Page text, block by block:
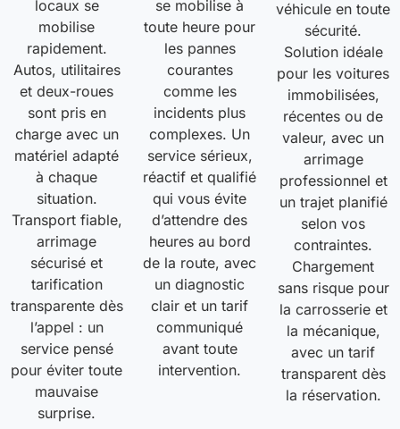
locaux se
mobilise
rapidement.
Autos, utilitaires
et deux-roues
sont pris en
charge avec un
matériel adapté
à chaque
situation.
Transport fiable,
arrimage
sécurisé et
tarification
transparente dès
l’appel : un
service pensé
pour éviter toute
mauvaise
surprise.
se mobilise à
toute heure pour
les pannes
courantes
comme les
incidents plus
complexes. Un
service sérieux,
réactif et qualifié
qui vous évite
d’attendre des
heures au bord
de la route, avec
un diagnostic
clair et un tarif
communiqué
avant toute
intervention.
véhicule en toute
sécurité.
Solution idéale
pour les voitures
immobilisées,
récentes ou de
valeur, avec un
arrimage
professionnel et
un trajet planifié
selon vos
contraintes.
Chargement
sans risque pour
la carrosserie et
la mécanique,
avec un tarif
transparent dès
la réservation.